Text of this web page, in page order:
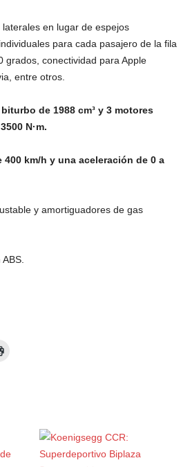
en lugar de espejos
para cada pasajero de la fila
grados, conectividad para Apple
entre otros.
de 1988 cm³ y 3 motores
N·m.
km/h y una aceleración de 0 a
y amortiguadores de gas